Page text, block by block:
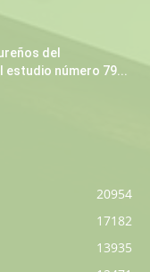
del
estudio número 79...
20954
17182
13935